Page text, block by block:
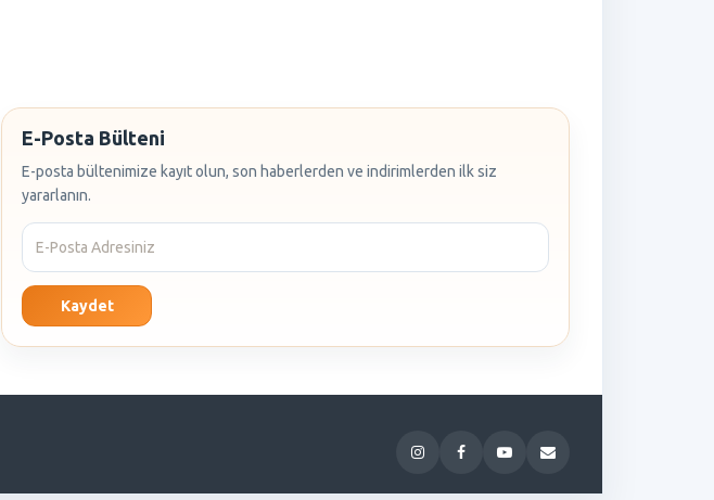
E-Posta Bülteni
E-posta bültenimize kayıt olun, son haberlerden ve indirimlerden ilk siz
yararlanın.
Kaydet